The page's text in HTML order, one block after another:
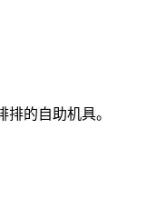
的自助机具。